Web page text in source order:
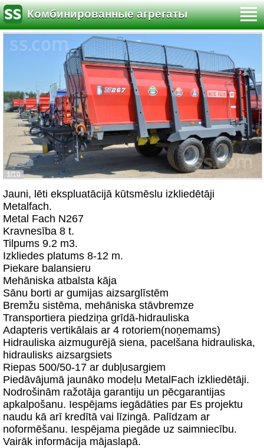
Комбинированные агрегаты
1/10
Jauni, lēti ekspluatācijā kūtsmēslu izkliedētāji
Metalfach.
Metal Fach N267
Kravnesība 8 t.
Tilpums 9.2 m3.
Izkliedes platums 8-12 m.
Piekare balansieru
Mehāniska atbalsta kāja
Sānu borti ar gumijas aizsarglīstēm
Bremžu sistēma, mehāniska stāvbremze
Transportiera piedziņa grīdā-hidrauliska
Adapteris vertikālais ar 4 rotoriem(noņemams)
Hidrauliska aizmugurējā siena, pacelšana hidrauliska,
hidraulisks aizsargsiets
Riepas 500/50-17 ar dubļusargiem
Piedāvājumā jaunāko modeļu MetalFach izkliedētāji.
Nodrošinām ražotāja garantiju un pēcgarantijas
apkalpošanu. Iespējams iegādāties par Es projektu
naudu kā arī kredītā vai līzingā. Palīdzam ar
noformēšanu. Iespējama piegāde uz saimniecību.
Vairāk informācija mājaslapā.